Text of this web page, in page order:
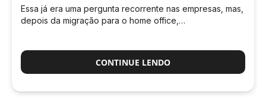
Essa já era uma pergunta recorrente nas empresas, mas,
depois da migração para o home office,…
CONTINUE LENDO